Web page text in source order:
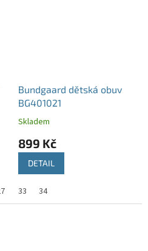
30/31
Bundgaard dětská obuv
BG401021
Skladem
899 Kč
DETAIL
33 34